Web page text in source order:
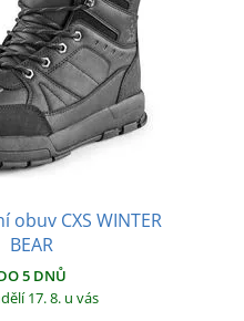
obuv CXS WINTER
BEAR
5 DNŮ
17. 8. u vás